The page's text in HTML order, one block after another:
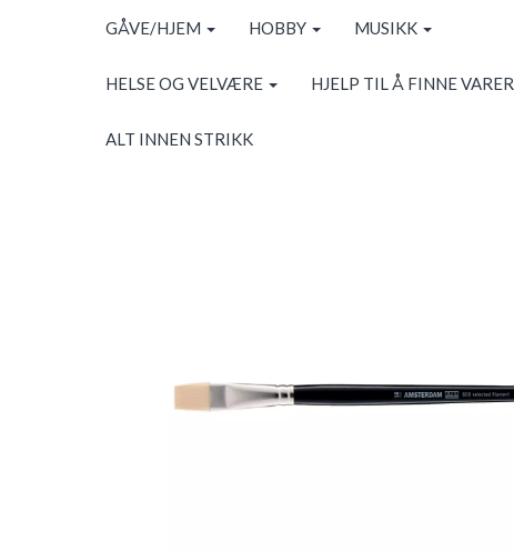
GÅVE/HJEM HOBBY MUSIKK
HELSE OG VELVÆRE HJELP TIL Å FINNE VARER
ALT INNEN STRIKK